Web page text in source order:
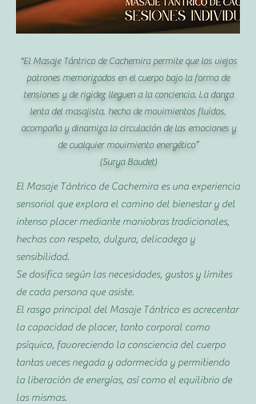
"El Masaje Tántrico de Cachemira permite que los viejos
patrones memorizados en el cuerpo bajo la forma de
tensiones y de rigidez lleguen a la conciencia. La danza
lenta del masajista, hecha de movimientos fluídos,
acompaña y dinamiza la circulación de las emociones y
de cualquier movimiento energético”
(Surya Baudet)
El Masaje Tántrico de Cachemira es una experiencia
sensorial que explora el camino del bienestar y del
intenso placer mediante maniobras tradicionales,
hechas con respeto, dulzura, delicadeza y
sensibilidad.​
Se dosifica según las necesidades, gustos y límites
de cada persona que asiste.
El rasgo principal del Masaje Tántrico es acrecentar
la capacidad de placer, tanto corporal como
psíquico, favoreciendo la consciencia del cuerpo
tantas veces negada y adormecida y permitiendo
la liberación de energías, así como el equilibrio de
las mismas.